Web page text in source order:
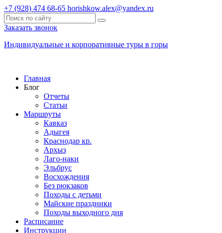
+7 (928) 474 68-65 horishkow.alex@yandex.ru
Заказать звонок
Индивидуальные и корпоративные туры в горы
Главная
Блог
Отчеты
Статьи
Маршруты
Кавказ
Адыгея
Краснодар кр.
Архыз
Лаго-наки
Эльбрус
Восхождения
Без рюкзаков
Походы с детьми
Майские праздники
Походы выходного дня
Расписание
Инструкции